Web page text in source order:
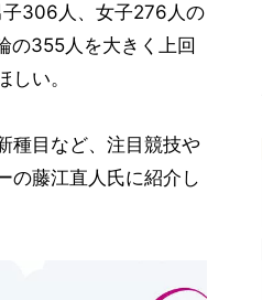
子306人、女子276人の
の355人を大きく上回
い。
種目など、注目競技や
の藤江直人氏に紹介し